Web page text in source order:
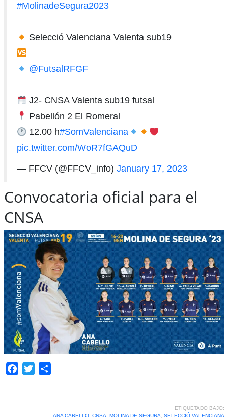
#MolinadeSegura2023
Selecció Valenciana Valenta sub19
@FutsalRFGF
J2- CNSA Valenta sub19 futsal
Pabellón 2 El Romeral
12.00 h#SomValenciana
pic.twitter.com/WoR7fGAQuD
— FFCV (@FFCV_info) January 17, 2023
Convocatoria oficial para el
CNSA
Facebook
Twitter
ETIQUETADO BAJO:
ANA CABELLO, CNSA MOLINA DE SEGURA SELECCIÓ VALENCIANA